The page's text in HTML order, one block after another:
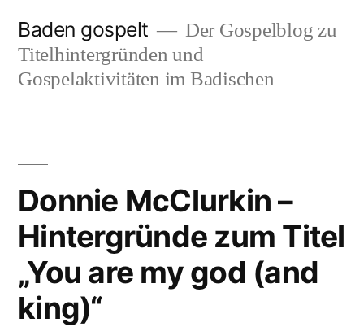
Inhalt
springen
Baden gospelt
Der Gospelblog zu
Titelhintergründen und
Gospelaktivitäten im Badischen
Donnie McClurkin –
Hintergründe zum Titel
„You are my god (and
king)“